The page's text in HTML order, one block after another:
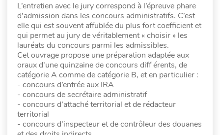
L’entretien avec le jury correspond à l’épreuve phare
d’admission dans les concours administratifs. C’est
elle qui est souvent affublée du plus fort coefficient et
qui permet au jury de véritablement « choisir » les
lauréats du concours parmi les admissibles.
Cet ouvrage propose une préparation adaptée aux
oraux d’une quinzaine de concours diff érents, de
catégorie A comme de catégorie B, et en particulier :
- concours d’entrée aux IRA
- concours de secrétaire administratif
- concours d’attaché territorial et de rédacteur
territorial
- concours d’inspecteur et de contrôleur des douanes